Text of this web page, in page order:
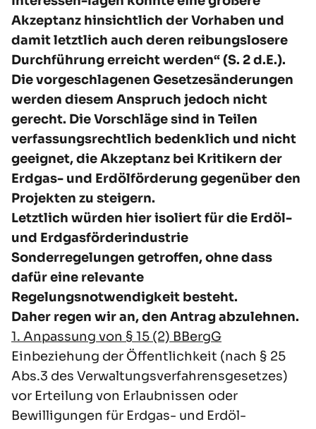
Akzeptanz hinsichtlich der Vorhaben und
damit letztlich auch deren reibungslosere
Durchführung erreicht werden“ (S. 2 d.E.).
Die vorgeschlagenen Gesetzesänderungen
werden diesem Anspruch jedoch nicht
gerecht. Die Vorschläge sind in Teilen
verfassungsrechtlich bedenklich und nicht
geeignet, die Akzeptanz bei Kritikern der
Erdgas- und Erdölförderung gegenüber den
Projekten zu steigern.
Letztlich würden hier isoliert für die Erdöl-
und Erdgasförderindustrie
Sonderregelungen getroffen, ohne dass
dafür eine relevante
Regelungsnotwendigkeit besteht.
Daher regen wir an, den Antrag abzulehnen.
1. Anpassung von § 15 (2) BBergG
Einbeziehung der Öffentlichkeit (nach § 25
Abs.3 des Verwaltungsverfahrensgesetzes)
vor Erteilung von Erlaubnissen oder
Bewilligungen für Erdgas- und Erdöl-